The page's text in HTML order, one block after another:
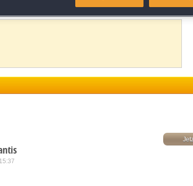
data from other data sources